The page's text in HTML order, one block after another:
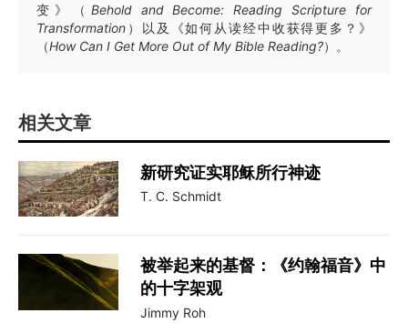
变》（ Behold and Become: Reading Scripture for
Transformation ）以及《如何从读经中收获得更多？》
（How Can I Get More Out of My Bible Reading?）。
相关文章
新研究证实耶稣所行神迹
T. C. Schmidt
被举起来的基督：《约翰福音》中
的十字架观
Jimmy Roh